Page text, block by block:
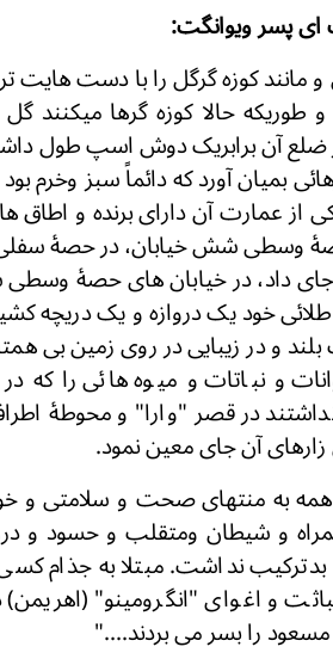
ای پسر ویوانگت:
و مانند کوزه گرگل را با دست هایت
و طوریکه حالا کوزه گرها میکنند
آن برابریک دوش اسپ طول
بمیان آورد که دائماً سبز وخرم
عمارت آن دارای برنده و اطاق
وسطی شش خیابان، در حصۀ
جای داد، در خیابان های حصۀ
خود یک دروازه و یک دریچه
و در زیبایی در روی زمین بی
و نباتات و میوه هائی را که
در قصر "وارا" و محوطۀ
آن جای معین نمود.
به منتهای صحت و سلامتی و
و شیطان ومتقلب و حسود و
نداشت. مبتلا به جذام
و اغوای "انگرومینو"
را بسر می بردند...."